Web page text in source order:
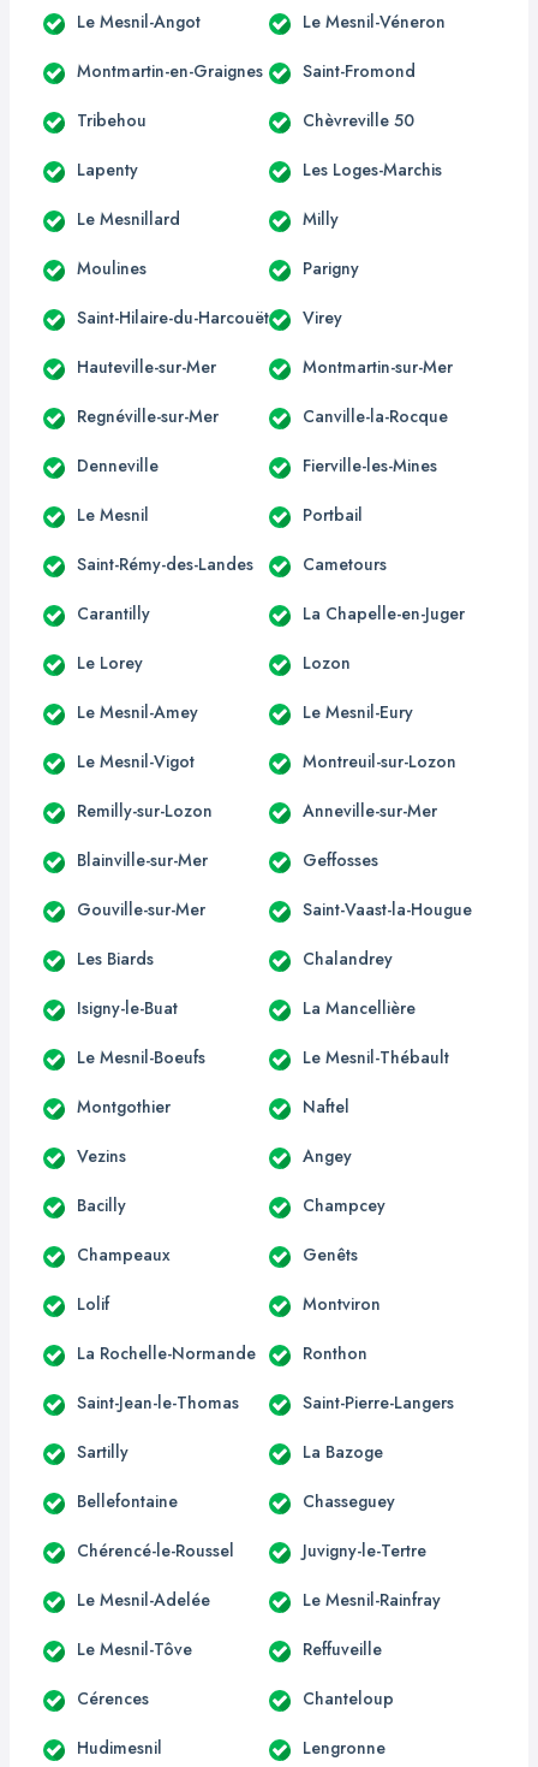
Le Mesnil-Angot Le Mesnil-Véneron
Montmartin-en-Graignes Saint-Fromond
Tribehou Chèvreville 50
Lapenty Les Loges-Marchis
Le Mesnillard Milly
Moulines Parigny
Saint-Hilaire-du-Harcouët Virey
Hauteville-sur-Mer Montmartin-sur-Mer
Regnéville-sur-Mer Canville-la-Rocque
Denneville Fierville-les-Mines
Le Mesnil Portbail
Saint-Rémy-des-Landes Cametours
Carantilly La Chapelle-en-Juger
Le Lorey Lozon
Le Mesnil-Amey Le Mesnil-Eury
Le Mesnil-Vigot Montreuil-sur-Lozon
Remilly-sur-Lozon Anneville-sur-Mer
Blainville-sur-Mer Geffosses
Gouville-sur-Mer Saint-Vaast-la-Hougue
Les Biards Chalandrey
Isigny-le-Buat La Mancellière
Le Mesnil-Boeufs Le Mesnil-Thébault
Montgothier Naftel
Vezins Angey
Bacilly Champcey
Champeaux Genêts
Lolif Montviron
La Rochelle-Normande Ronthon
Saint-Jean-le-Thomas Saint-Pierre-Langers
Sartilly La Bazoge
Bellefontaine Chasseguey
Chérencé-le-Roussel Juvigny-le-Tertre
Le Mesnil-Adelée Le Mesnil-Rainfray
Le Mesnil-Tôve Reffuveille
Cérences Chanteloup
Hudimesnil Lengronne